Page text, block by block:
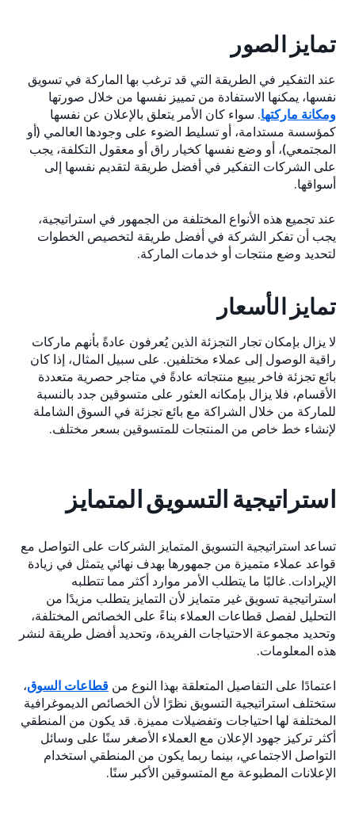
تمايز الصور
عند التفكير في الطريقة التي قد ترغب بها الماركة في تسويق
نفسها، يمكنها الاستفادة من تمييز نفسها من خلال صورتها
ومكانة ماركتها. سواء كان الأمر يتعلق بالإعلان عن نفسها
كمؤسسة مستدامة، أو تسليط الضوء على وجودها العالمي (أو
المجتمعي)، أو وضع نفسها كخيار راق أو معقول التكلفة، يجب
على الشركات التفكير في أفضل طريقة لتقديم نفسها إلى
أسواقها.
عند تجميع هذه الأنواع المختلفة من الجمهور في استراتيجية،
يجب أن تفكر الشركة في أفضل طريقة لتخصيص الخطوات
لتحديد وضع منتجات أو خدمات الماركة.
تمايز الأسعار
لا يزال بإمكان تجار التجزئة الذين يُعرفون عادةً بأنهم ماركات
راقية الوصول إلى عملاء مختلفين. على سبيل المثال، إذا كان
بائع تجزئة فاخر يبيع منتجاته عادةً في متاجر حصرية متعددة
الأقسام، فلا يزال بإمكانه العثور على متسوقين جدد بالنسبة
للماركة من خلال الشراكة مع بائع تجزئة في السوق الشاملة
لإنشاء خط خاص من المنتجات للمتسوقين بسعر مختلف.
استراتيجية التسويق المتمايز
تساعد استراتيجية التسويق المتمايز الشركات على التواصل مع
قواعد عملاء متميزة من جمهورها بهدف نهائي يتمثل في زيادة
الإيرادات. غالبًا ما يتطلب الأمر موارد أكثر مما تتطلبه
استراتيجية تسويق غير متمايز لأن التمايز يتطلب مزيدًا من
التحليل لفصل قطاعات العملاء بناءً على الخصائص المختلفة،
وتحديد مجموعة الاحتياجات الفريدة، وتحديد أفضل طريقة لنشر
هذه المعلومات.
اعتمادًا على التفاصيل المتعلقة بهذا النوع من قطاعات السوق،
ستختلف استراتيجية التسويق نظرًا لأن الخصائص الديموغرافية
المختلفة لها احتياجات وتفضيلات مميزة. قد يكون من المنطقي
أكثر تركيز جهود الإعلان مع العملاء الأصغر سنًا على وسائل
التواصل الاجتماعي، بينما ربما يكون من المنطقي استخدام
الإعلانات المطبوعة مع المتسوقين الأكبر سنًا.